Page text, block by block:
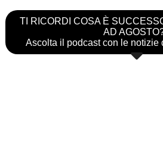
TI RICORDI COSA È
AD
Ascolta il podcast con le notizie